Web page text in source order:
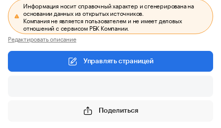
Информация носит справочный характер и сгенерирована на
основании данных из открытых источников.
Компания не является пользователем и не имеет деловых
отношений с сервисом РБК Компании.
Редактировать описание
Управлять страницей
Поделиться